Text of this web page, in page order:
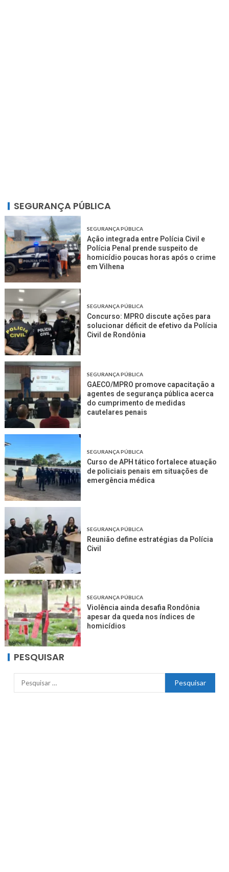
SEGURANÇA PÚBLICA
SEGURANÇA PÚBLICA
Ação integrada entre Polícia Civil e
Polícia Penal prende suspeito de
homicídio poucas horas após o crime
em Vilhena
SEGURANÇA PÚBLICA
Concurso: MPRO discute ações para
solucionar déficit de efetivo da Polícia
Civil de Rondônia
SEGURANÇA PÚBLICA
GAECO/MPRO promove capacitação a
agentes de segurança pública acerca
do cumprimento de medidas
cautelares penais
SEGURANÇA PÚBLICA
Curso de APH tático fortalece atuação
de policiais penais em situações de
emergência médica
SEGURANÇA PÚBLICA
Reunião define estratégias da Polícia
Civil
SEGURANÇA PÚBLICA
Violência ainda desafia Rondônia
apesar da queda nos índices de
homicídios
PESQUISAR